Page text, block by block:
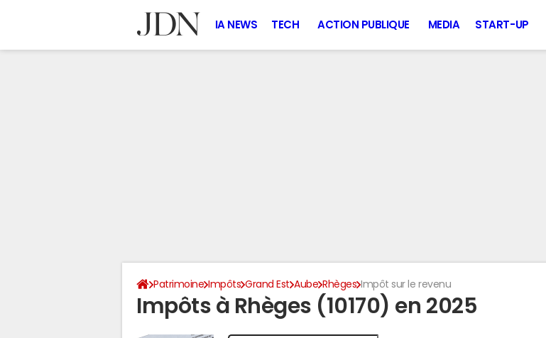
IA NEWS TECH ACTION PUBLIQUE MEDIA START-UP
Patrimoine Impôts Grand Est Aube Rhèges Impôt sur le revenu
Impôts à Rhèges (10170) en 2025